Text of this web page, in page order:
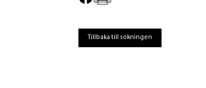
Tillbaka till sökningen